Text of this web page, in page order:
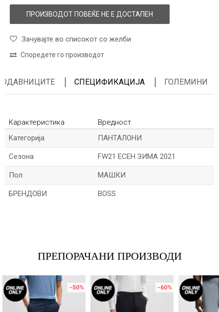
ПРОИЗВОДОТ ПОВЕЌЕ НЕ Е ДОСТАПЕН
Зачувајте во списокот со желби
Споредете го производот
СПЕЦИФИКАЦИЈА ГОЛЕМИНИ
Карактеристика
Вредност
Kатегорија
ПАНТАЛОНИ
Сезона FW21 ЕСЕН ЗИМА 2021
Пол МАШКИ
БРЕНДОВИ BOSS
Порака
ПРЕПОРАЧАНИ ПРОИЗВОДИ
-50% -60%